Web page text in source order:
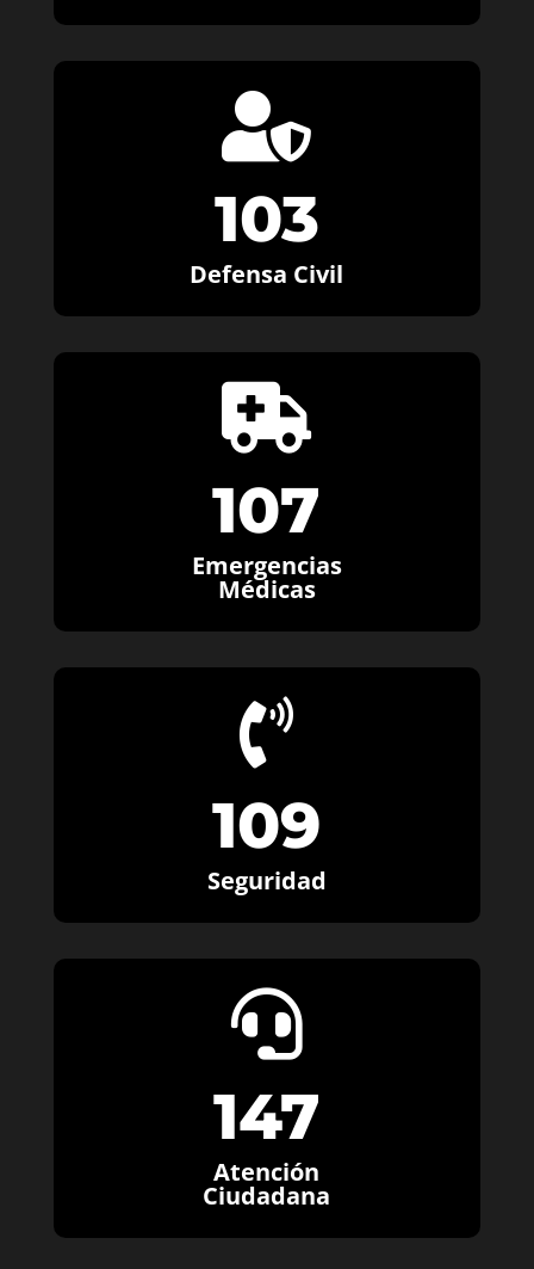

103
Defensa Civil

107
Emergencias
Médicas

109
Seguridad

147
Atención
Ciudadana